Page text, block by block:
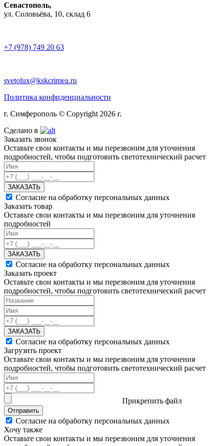
Севастополь,
ул. Соловьёва, 10, склад 6
+7 (978) 749 20 63
svetolux@kskcrimea.ru
Политика конфиденциальности
г. Симферополь © Copyright 2026 г.
Сделано в
Заказать звонок
Оставьте свои контакты и мы перезвоним для уточнения
подробностей, чтобы подготовить светотехнический расчет
ЗАКАЗАТЬ
Согласие на обработку персональных данных
Заказать товар
Оставьте свои контакты и мы перезвоним для уточнения
подробностей
ЗАКАЗАТЬ
Согласие на обработку персональных данных
Заказать проект
Оставьте свои контакты и мы перезвоним для уточнения
подробностей, чтобы подготовить светотехнический расчет
ЗАКАЗАТЬ
Согласие на обработку персональных данных
Загрузить проект
Оставьте свои контакты и мы перезвоним для уточнения
подробностей, чтобы подготовить светотехнический расчет
Прикрепить файл
Отправить
Согласие на обработку персональных данных
Хочу также
Оставьте свои контакты и мы перезвоним для уточнения